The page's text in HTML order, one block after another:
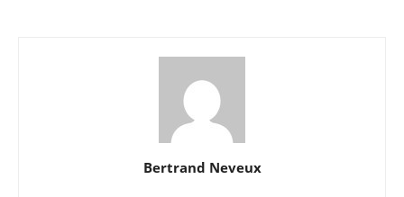
Bertrand Neveux